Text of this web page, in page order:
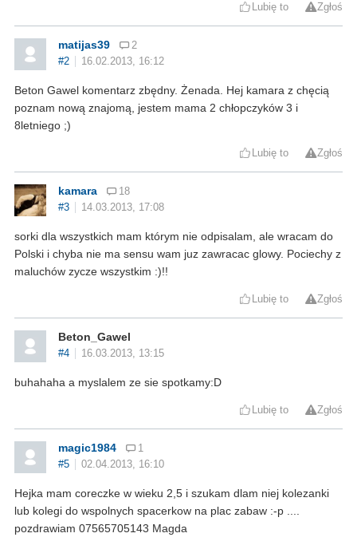
Lubię to Zgłoś
matijas39
2
#2
16.02.2013, 16:12
Beton Gawel komentarz zbędny. Żenada. Hej kamara z chęcią
poznam nową znajomą, jestem mama 2 chłopczyków 3 i
8letniego ;)
Lubię to Zgłoś
kamara
18
#3
14.03.2013, 17:08
sorki dla wszystkich mam którym nie odpisalam, ale wracam do
Polski i chyba nie ma sensu wam juz zawracac glowy. Pociechy z
maluchów zycze wszystkim :)!!
Lubię to Zgłoś
Beton_Gawel
#4 16.03.2013, 13:15
buhahaha a myslalem ze sie spotkamy:D
Lubię to Zgłoś
magic1984
1
#5
02.04.2013, 16:10
Hejka mam coreczke w wieku 2,5 i szukam dlam niej kolezanki
lub kolegi do wspolnych spacerkow na plac zabaw :-p ....
pozdrawiam 07565705143 Magda